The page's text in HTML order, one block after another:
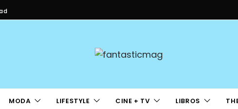
MODA LIFESTYLE CINE + TV LIBROS